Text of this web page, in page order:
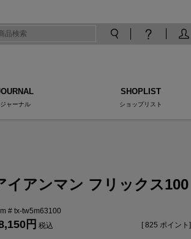
ジャーナル
SHOPLIST
ショップリスト
イアンマン フリックス100
tx-tw5m63100
税込 [ 825 ポイント]